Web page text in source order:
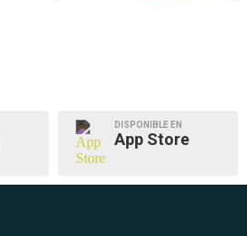
DISPONIBLE EN
App Store